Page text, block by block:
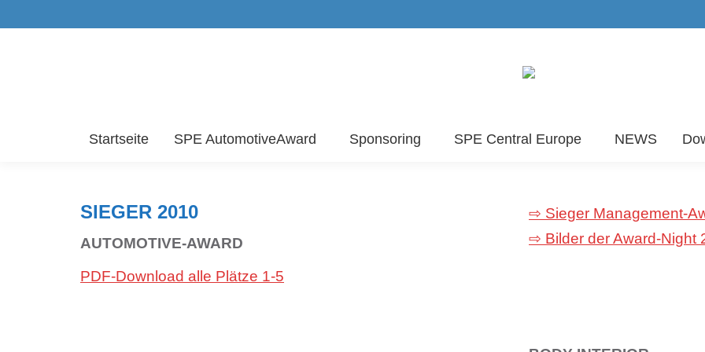
Startseite SPE AutomotiveAward Sponsoring SPE Central Europe NEWS
SIEGER 2010
AUTOMOTIVE-AWARD
PDF-Download alle Plätze 1-5
⇨ Sieger Management-
⇨ Bilder der Award-Night